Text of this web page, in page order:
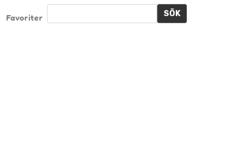
Favoriter SÖK